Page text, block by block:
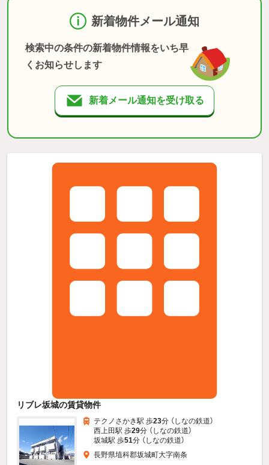
新着物件メール通知
検索中の条件の新着物件情報をいち早
くお知らせします
新着メール通知を受け取る
リブレ坂城の賃貸物件
テクノさかき駅 歩23分 （しなの鉄道）
西上田駅 歩29分 （しなの鉄道）
坂城駅 歩51分 （しなの鉄道）
長野県埴科郡坂城町大字南条